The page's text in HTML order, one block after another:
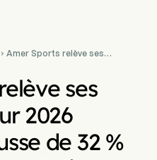
 Amer Sports relève ses
de son chiffre d'affaires
au T1
ses
2026
de 32 %